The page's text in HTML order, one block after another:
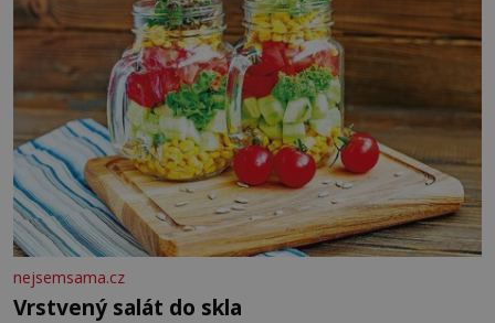
nejsemsama.cz
Vrstvený salát do skla